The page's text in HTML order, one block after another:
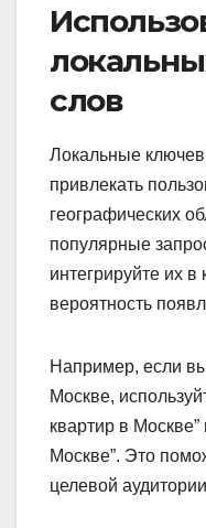
слов
Локальные
привлекать
географических
популярные
интегрируйте их в
вероятность
Например, если
Москве,
квартир в Москве”
Москве”. Это
целевой